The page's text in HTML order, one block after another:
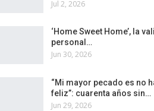
Jul 2, 2026
‘Home Sweet Home’, la
personal…
Jun 30, 2026
“Mi mayor pecado es no
feliz”: cuarenta años sin…
Jun 29, 2026